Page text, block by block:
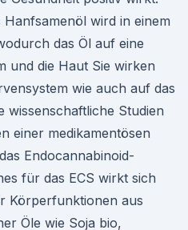
Hanfsamenöl wird in einem
das Öl auf eine
und die Haut Sie wirken
wie auch auf das
wissenschaftliche Studien
einer medikamentösen
Endocannabinoid-
für das ECS wirkt sich
Körperfunktionen aus
Öle wie Soja bio,